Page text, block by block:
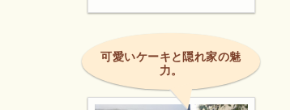
可愛いケーキと隠れ家の魅
力。